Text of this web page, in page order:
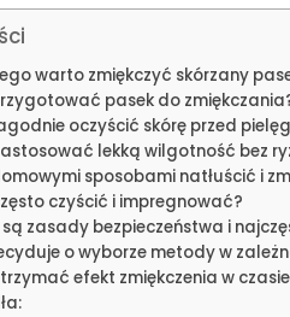
warto zmiękczyć skórzany
pasek do
oczyścić skórę przed
lekką wilgotność bez
sposobami natłuścić i
czyścić i impregnować?
zasady bezpieczeństwa i
o wyborze metody w
efekt zmiękczenia w